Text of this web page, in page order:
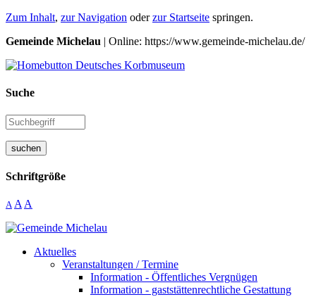
Zum Inhalt, zur Navigation oderzur Startseite springen.
Gemeinde Michelau | Online: https://www.gemeinde-michelau.de/
Suche
suchen
Schriftgröße
A A A
Aktuelles
Veranstaltungen / Termine
Information - Öffentliches Vergnügen
Information - gaststättenrechtliche Gestattung